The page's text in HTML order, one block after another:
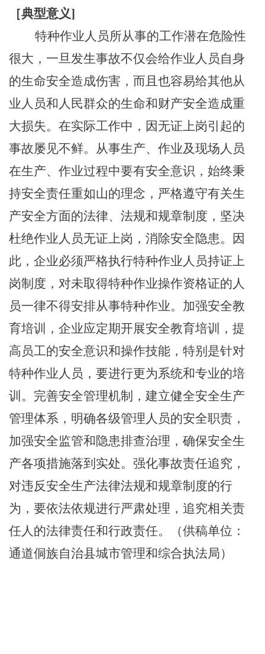
［典型意义]
特种作业人员所从事的工作潜在危险性
很大，一旦发生事故不仅会给作业人员自身
的生命安全造成伤害，而且也容易给其他从
业人员和人民群众的生命和财产安全造成重
大损失。在实际工作中，因无证上岗引起的
事故屡见不鲜。从事生产、作业及现场人员
在生产、作业过程中要有安全意识，始终秉
持安全责任重如山的理念，严格遵守有关生
产安全方面的法律、法规和规章制度，坚决
杜绝作业人员无证上岗，消除安全隐患。
因
此， 企业必须严格执行特种作业人员持证上
岗制度，对未取得特种作业操作资格证的人
员一律不得安排从事特种作业。加强安全教
育培训
， 企业应定期开展安全教育培训，提
高员工的安全意识和操作技能，特别是针对
特种作业人员，要进行更为系统和专业的培
训。完善安全管理机制 ， 建立健全安全生产
管理体系，明确各级管理人员的安全职责，
加强安全监管和隐患排查治理，确保安全生
产各项措施落到实处。强化事故责任追究 ，
对违反安全生产法律法规和规章制度的行
为，要依法依规进行严肃处理，追究相关责
任人的法律责任和行政责任。
（供稿单位：
通道侗族自治县城市管理和综合执法局）